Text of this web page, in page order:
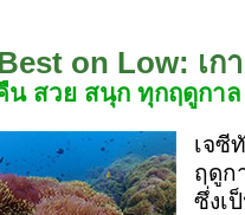
on Low: เก
น สวย สนุก ทุกฤดูกาล
เจซี
ฤดูก
ซึ่งเ